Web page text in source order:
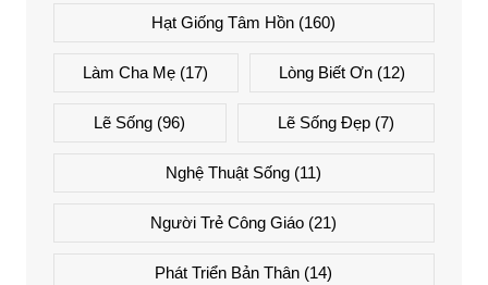
Hạt Giống Tâm Hồn (160)
Làm Cha Mẹ (17) Lòng Biết Ơn(12)
Lẽ Sống (96) Lẽ Sống Đẹp(7)
Nghệ Thuật Sống (11)
Người Trẻ Công Giáo (21)
Phát Triển Bản Thân (14)